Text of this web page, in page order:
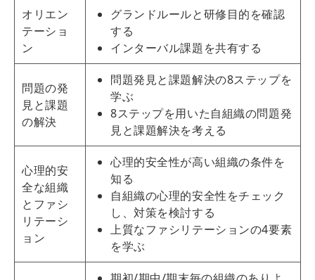
オリエン
テーショ
ン
グランドルールと研修目的を確認
する
インターバル課題を共有する
問題の発
見と課題
の解決
問題発見と課題解決の8ステップを
学ぶ
8ステップを用いた自組織の問題発
見と課題解決を考える
心理的安
全な組織
とファシ
リテーシ
ョン
心理的安全性が高い組織の条件を
知る
自組織の心理的安全性をチェック
し、対策を検討する
上質なファシリテーションの4要素
を学ぶ